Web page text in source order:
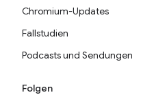
Chromium-Updates
Fallstudien
Podcasts und Sendungen
Folgen